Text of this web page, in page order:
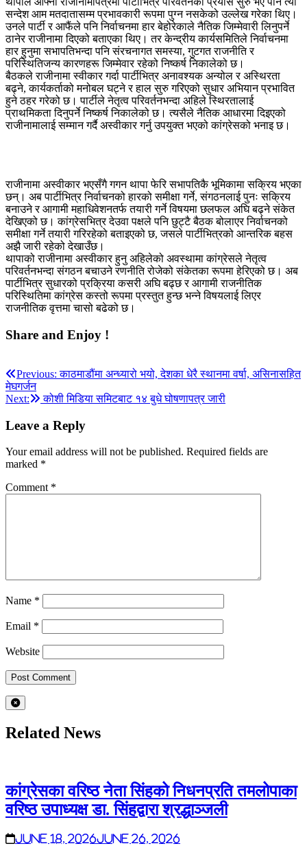
सन्देश आम मतदातासम्म प्रभावकारी रूपमा पुग्न नसकेको उल्लेख गरेका थिए।
उनले पार्टी र आफैंले पनि निर्वाचनमा हार बेहोरेकाले नैतिक जिम्मेवारी लिनुपर्ने
ठानेर राजीनामा दिएको बताएका थिए। तर केन्द्रीय कार्यसमितिले निर्वाचनमा
हार हुनुमा सभापतिभन्दा पनि संरचनागत समस्या, गुटगत राजनीति र
परिस्थितिजन्य कारणहरू जिम्मेवार रहेको निष्कर्ष निकालेको छ।
बैठकले राजीनामा स्वीकार गर्दा पार्टीभित्र अनावश्यक अन्योल र अस्थिरता
बढ्ने, कार्यकर्ताको मनोबल घट्ने र हाल सुरु गरिएको सुधार अभियान प्रभावित
हुने ठहर गरेको छ। पार्टीले नेतृत्व परिवर्तनभन्दा अहिले स्थिरतालाई
प्राथमिकता दिनुपर्ने निष्कर्ष निकालेको छ। त्यसैले नैतिक आधारमा दिइएको
राजीनामालाई सम्मान गर्दै अस्वीकार गर्नु उपयुक्त भएको कांग्रेसको भनाइ छ।
राजीनामा अस्वीकार भएसँगै गगन थापा फेरि सभापतिकै भूमिकामा सक्रिय भएका
छन्। अब पार्टीभित्र निर्वाचनको हारको समीक्षा गर्ने, संगठनलाई पुनः सक्रिय
बनाउने र आगामी महाधिवेशनतर्फ तयारी गर्ने विषयमा छलफल अघि बढ्ने संकेत
देखिएको छ। कांग्रेसभित्र देउवा पक्षले पनि छुट्टै बैठक बोलाएर निर्वाचनको
समीक्षा गर्ने तयारी गरिरहेको बताइएको छ, जसले पार्टीभित्रको आन्तरिक बहस
अझै जारी रहेको देखाउँछ।
थापाको राजीनामा अस्वीकार हुनु अहिलेको अवस्थामा कांग्रेसले नेतृत्व
परिवर्तनभन्दा संगठन बचाउने रणनीति रोजेको संकेतका रूपमा हेरिएको छ। अब
पार्टीभित्र सुधारको प्रक्रिया कसरी अघि बढ्छ र आगामी राजनीतिक
परिस्थितिमा कांग्रेस कस्तो रूपमा प्रस्तुत हुन्छ भन्ने विषयलाई लिएर
राजनीतिक वृत्तमा चासो बढेको छ।
Share and Enjoy !
Post
navigation
Previous: काठमाडौंमा अन्ध्यारो भयो, देशका धेरै स्थानमा वर्षा, असिनासहित
मेघगर्जन
Next:
कोशी मिडिया समिटबाट १४ बुधे घोषणापत्र जारी
Leave a Reply
Your email address will not be published. Required fields are
marked *
Comment *
Name *
Email *
Website
Related News
कांग्रेसका वरिष्ठ नेता सिंहको निधनप्रति तमलोपाका
वरिष्ठ उपाध्यक्ष डा. सिंहद्वारा श्रद्धाञ्जली
June 18, 2026June 26, 2026